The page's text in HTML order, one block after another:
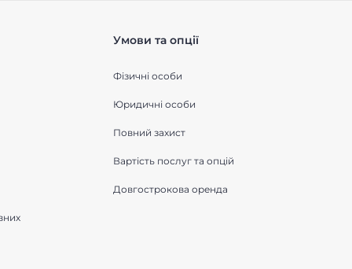
Умови та опції
Фізичні особи
Юридичні особи
Повний захист
Вартість послуг та опцій
Довгострокова оренда